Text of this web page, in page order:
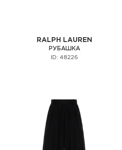
RALPH LAUREN
РУБАШКА
ID: 48226